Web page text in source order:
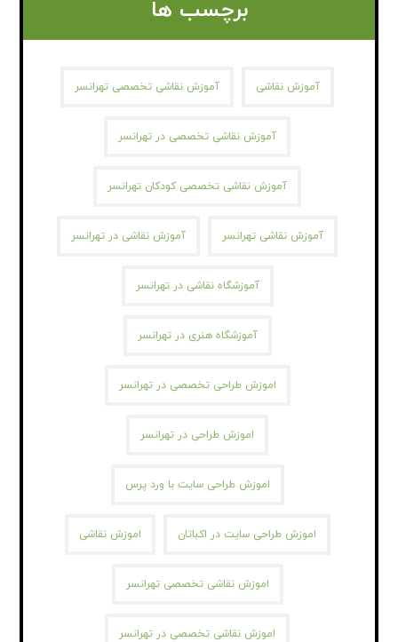
برچسب ها
آموزش نقاشی آموزش نقاشی تخصصی تهرانسر
آموزش نقاشی تخصصی در تهرانسر
آموزش نقاشی تخصصی کودکان تهرانسر
آموزش نقاشی تهرانسر آموزش نقاشی در تهرانسر
آموزشگاه نقاشی در تهرانسر
آموزشگاه هنری در تهرانسر
اموزش طراحی تخصصی در تهرانسر
اموزش طراحی در تهرانسر
اموزش طراحی سایت با ورد پرس
اموزش طراحی سایت در اکباتان اموزش نقاشی
اموزش نقاشی تخصصی تهرانسر
اموزش نقاشی تخصصی در تهرانسر